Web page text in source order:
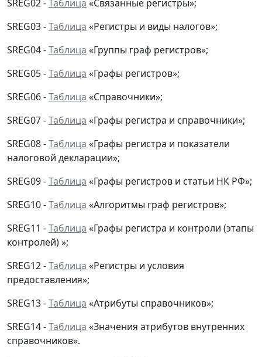
SREG02 -Таблица «Связанные регистры»;
SREG03 -Таблица «Регистры и виды налогов»;
SREG04 -Таблица «Группы граф регистров»;
SREG05 -Таблица «Графы регистров»;
SREG06 -Таблица «Справочники»;
SREG07 -Таблица «Графы регистра и справочники»;
SREG08 -Таблица «Графы регистра и показатели
налоговой декларации»;
SREG09 -Таблица «Графы регистров и статьи НК РФ»;
SREG10 -Таблица «Алгоритмы граф регистров»;
SREG11 -Таблица «Графы регистра и контроли (этапы
контролей) »;
SREG12 -Таблица «Регистры и условия
предоставления»;
SREG13 -Таблица «Атрибуты справочников»;
SREG14 -Таблица «Значения атрибутов внутренних
справочников».